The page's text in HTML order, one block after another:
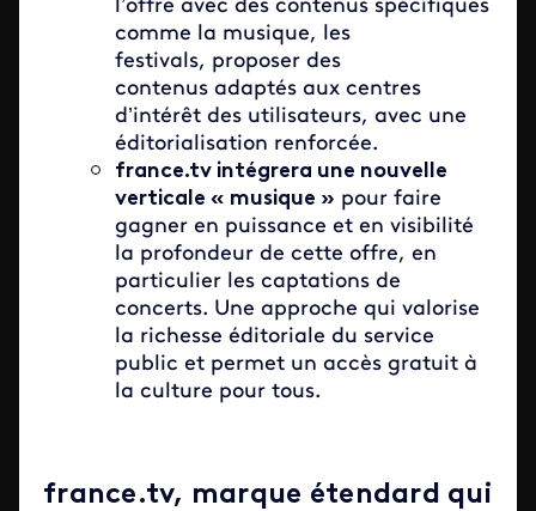
l’offre avec des contenus spécifiques
comme la musique, les
festivals, proposer des
contenus adaptés aux centres
d’intérêt des utilisateurs, avec une
éditorialisation renforcée.
france.tv intégrera une nouvelle
verticale « musique » pour faire
gagner en puissance et en visibilité
la profondeur de cette offre, en
particulier les captations de
concerts. Une approche qui valorise
la richesse éditoriale du service
public et permet un accès gratuit à
la culture pour tous.
france.tv, marque étendard qui